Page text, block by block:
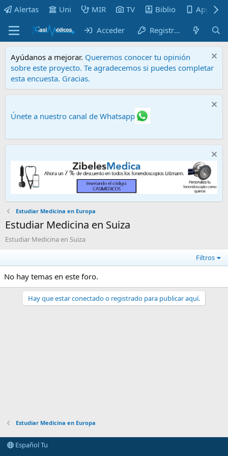
Alertas Uni MIR TV Biblio Apps
Acceder Registrarse
Ayúdanos a mejorar. Queremos conocer tu opinión
sobre este proyecto. Te agradecemos si puedes completar
esta encuesta. Gracias.
Únete a nuestro canal de Whatsapp
Estudiar Medicina en Europa
Estudiar Medicina en Suiza
Estudiar Medicina en Suiza
Filtros
No hay temas en este foro.
Hay que estar conectado o registrado para publicar aquí.
Estudiar Medicina en Europa
Español Tu